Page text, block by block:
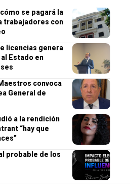
se pagará la
trabajadores con
licencias genera
al Estado en
convoca
General de
a la rendición
“hay que
probable de los